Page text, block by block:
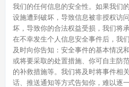
我们的任何信息的安全性。如果我们
设施遭到破坏，导致信息被非授权访
坏，导致你的合法权益受损，我们将
在不幸发生个人信息安全事件后，我
及时向你告知：安全事件的基本情况
或将要采取的处置措施、你可自主防
的补救措施等。我们将及时将事件相
话、推送通知等方式告知你，难以逐